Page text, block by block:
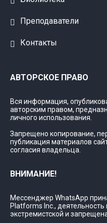
Преподаватели
Контакты
АВТОРСКОЕ ПРАВО
Вся информация,
авторским правом,
личного использования.
Запрещено копирование,
публикация материалов
согласия владельца.
ВНИМАНИЕ!
Мессенджер WhatsApp
Platforms Inc., деятельность
экстремистской и